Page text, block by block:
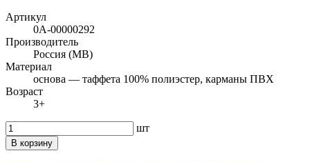
Артикул
0А-00000292
Производитель
Россия (МВ)
Материал
основа — таффета 100% полиэстер, карманы ПВХ
Возраст
3+
шт
В корзину